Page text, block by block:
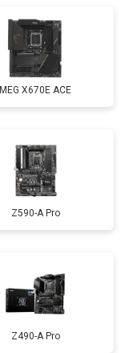
MEG X670E ACE
Z590-A Pro
Z490-A Pro